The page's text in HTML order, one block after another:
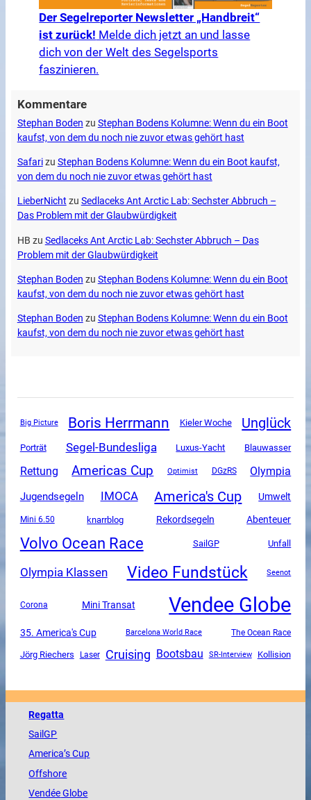
Der Segelreporter Newsletter „Handbreit“
ist zurück! Melde dich jetzt an und lasse
dich von der Welt des Segelsports
faszinieren.
Kommentare
Stephan Boden zu Stephan Bodens Kolumne: Wenn du ein Boot
kaufst, von dem du noch nie zuvor etwas gehört hast
Safarizu Stephan Bodens Kolumne: Wenn du ein Boot kaufst,
von dem du noch nie zuvor etwas gehört hast
LieberNicht zu Sedlaceks Ant Arctic Lab: Sechster Abbruch –
Das Problem mit der Glaubwürdigkeit
HB zu Sedlaceks Ant Arctic Lab: Sechster Abbruch – Das
Problem mit der Glaubwürdigkeit
Stephan Boden zu Stephan Bodens Kolumne: Wenn du ein Boot
kaufst, von dem du noch nie zuvor etwas gehört hast
Stephan Boden zu Stephan Bodens Kolumne: Wenn du ein Boot
kaufst, von dem du noch nie zuvor etwas gehört hast
Big Picture Boris Herrmann Kieler Woche Unglück
Porträt Segel-Bundesliga Luxus-Yacht Blauwasser
Rettung Americas Cup Optimist DGzRS Olympia
Jugendsegeln IMOCA America's Cup Umwelt
Mini 6.50 knarrblog Rekordsegeln Abenteuer
Volvo Ocean Race SailGP Unfall
Olympia Klassen Video Fundstück Seenot
Corona Mini Transat Vendee Globe
35. America's Cup Barcelona World Race The Ocean Race
Jörg Riechers Laser Cruising Bootsbau SR-Interview Kollision
Regatta
SailGP
America’s Cup
Offshore
VendéeGlobe